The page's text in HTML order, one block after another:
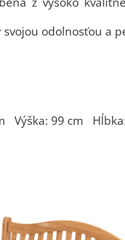
svojou odolnosťou a
Výška: 99 cm